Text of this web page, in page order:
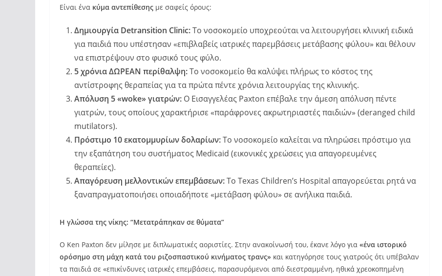
Είναι ένα κύμα αντεπίθεσης με σαφείς όρους:
Δημιουργία Detransition Clinic:Το νοσοκομείο υποχρεούται να λειτουργήσει κλινική ειδικά
για παιδιά που υπέστησαν «επιβλαβείς ιατρικές παρεμβάσεις μετάβασης φύλου» και θέλουν
να επιστρέψουν στο φυσικό τους φύλο.
5 χρόνια ΔΩΡΕΑΝ περίθαλψη:Το νοσοκομείο θα καλύψει πλήρως το κόστος της
αντίστροφης θεραπείας για τα πρώτα πέντε χρόνια λειτουργίας της κλινικής.
Απόλυση 5 «woke» γιατρών: Ο Εισαγγελέας Paxton επέβαλε την άμεση απόλυση πέντε
γιατρών, τους οποίους χαρακτήρισε «παράφρονες ακρωτηριαστές παιδιών» (deranged child
mutilators).
Πρόστιμο 10 εκατομμυρίων δολαρίων:Το νοσοκομείο καλείται να πληρώσει πρόστιμο για
την εξαπάτηση του συστήματος Medicaid (εικονικές χρεώσεις για απαγορευμένες
θεραπείες).
Απαγόρευση μελλοντικών επεμβάσεων:Το Texas Children’s Hospital απαγορεύεται ρητά να
ξαναπραγματοποιήσει οποιαδήποτε «μετάβαση φύλου» σε ανήλικα παιδιά.
Η γλώσσα της νίκης: “Μετατράπηκαν σε θύματα”
Ο Ken Paxton δεν μίλησε με διπλωματικές αοριστίες. Στην ανακοίνωσή του, έκανε λόγο για «ένα ιστορικό
ορόσημο στη μάχη κατά του ριζοσπαστικού κινήματος τρανς» και κατηγόρησε τους γιατρούς ότι υπέβαλαν
τα παιδιά σε «επικίνδυνες ιατρικές επεμβάσεις, παρασυρόμενοι από διεστραμμένη, ηθικά χρεοκοπημένη